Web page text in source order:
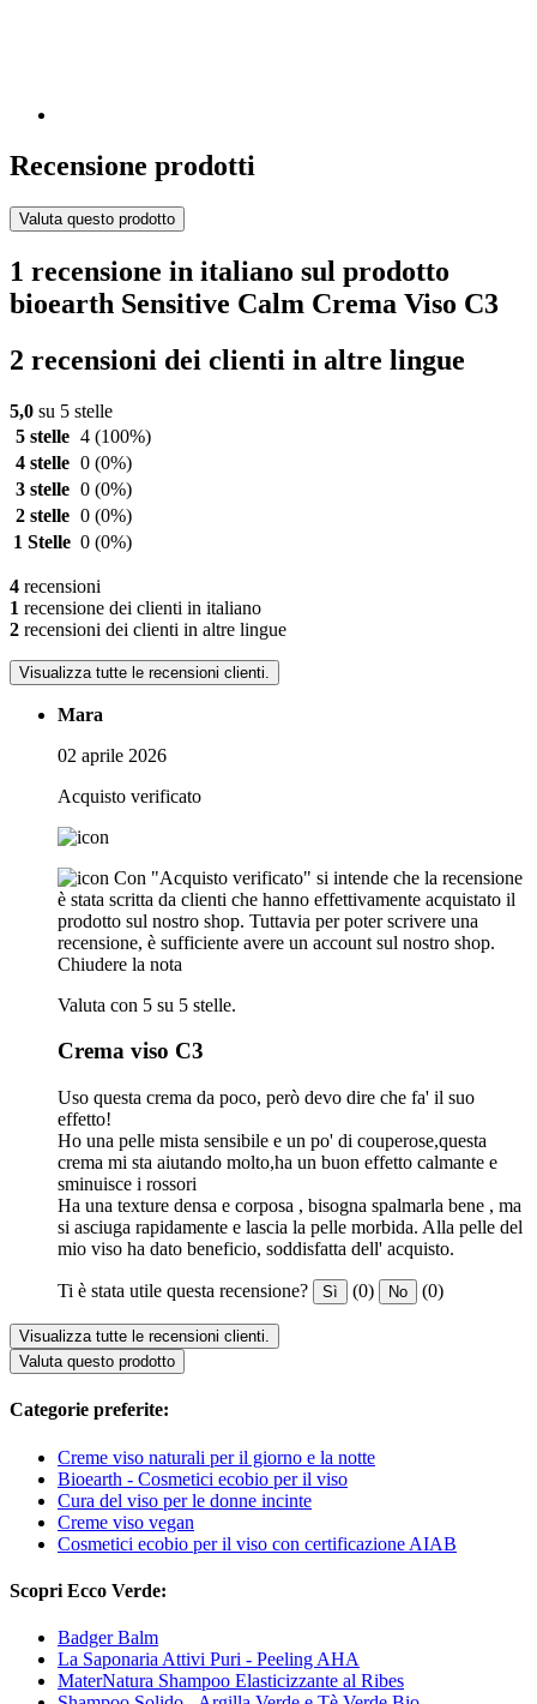
Recensione prodotti
Valuta questo prodotto
1 recensione in italiano sul prodotto
bioearth Sensitive Calm Crema Viso C3
2 recensioni dei clienti in altre lingue
5,0 su 5 stelle
5 stelle 4 (100%)
4 stelle 0 (0%)
3 stelle 0 (0%)
2 stelle 0 (0%)
1 Stelle 0 (0%)
4 recensioni
1 recensione dei clienti in italiano
2 recensioni dei clienti in altre lingue
Visualizza tutte le recensioni clienti.
Mara
02 aprile 2026
Acquisto verificato
Con "Acquisto verificato" si intende che la recensione
è stata scritta da clienti che hanno effettivamente acquistato il
prodotto sul nostro shop. Tuttavia per poter scrivere una
recensione, è sufficiente avere un account sul nostro shop.
Chiudere la nota
Valuta con 5 su 5 stelle.
Crema viso C3
Uso questa crema da poco, però devo dire che fa' il suo
effetto!
Ho una pelle mista sensibile e un po' di couperose,questa
crema mi sta aiutando molto,ha un buon effetto calmante e
sminuisce i rossori
Ha una texture densa e corposa , bisogna spalmarla bene , ma
si asciuga rapidamente e lascia la pelle morbida. Alla pelle del
mio viso ha dato beneficio, soddisfatta dell' acquisto.
Ti è stata utile questa recensione? Sì (0) No (0)
Visualizza tutte le recensioni clienti.
Valuta questo prodotto
Categorie preferite:
Creme viso naturali per il giorno e la notte
Bioearth - Cosmetici ecobio per il viso
Cura del viso per le donne incinte
Creme viso vegan
Cosmetici ecobio per il viso con certificazione AIAB
Scopri Ecco Verde:
Badger Balm
La Saponaria Attivi Puri - Peeling AHA
MaterNatura Shampoo Elasticizzante al Ribes